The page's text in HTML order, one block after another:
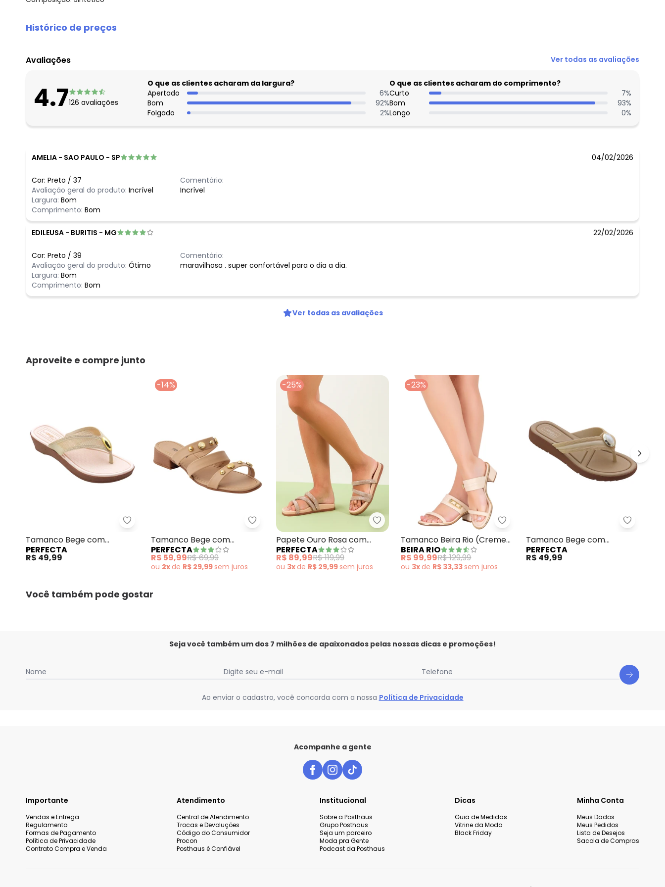
Histórico de preços
agosto/2026
N/D*
maio/2026 N/D*
abril/2026 R$ 34,99
N/D*
fevereiro/2026 N/D*
Avaliações Ver todas as avaliações
4.7126 avaliações
O que as clientes acharam da largura?
Apertado
6%
Bom
92%
Folgado
2%
O que as clientes acharam do comprimento?
Curto
7%
Bom
93%
Longo
0%
AMELIA - SAO PAULO - SP 04/02/2026
Cor: Preto / 37
Avaliação geral do produto: Incrível
Largura: Bom
Comprimento: Bom
Comentário:
Incrível
EDILEUSA - BURITIS - MG 22/02/2026
Cor: Preto / 39
Avaliação geral do produto: Ótimo
Largura: Bom
Comprimento: Bom
Comentário:
maravilhosa . super confortável para o dia a dia.
Ver todas as avaliações
Aproveite e compre junto
Perfecta - Tamanco Bege com Cabedal Vazado
Tamanco Bege com
Cabedal Vazado
PERFECTA
R$ 49,99
-14%
Perfecta - Tamanco Bege com Adereço Dourado
Tamanco Bege com
Adereço Dourado
PERFECTA
R$ 59,99R$ 69,99
ou 2xde R$ 29,99sem juros
-25%
Perfecta - Papete Ouro Rosa com Strass
Papete Ouro Rosa com
Strass
PERFECTA
R$ 89,99R$ 119,99
ou 3xde R$ 29,99sem juros
-23%
Tamanco Beira Rio (Creme) em Sintético
Tamanco Beira Rio (Creme)
em Sintético
BEIRA RIO
R$ 99,99R$ 129,99
ou 3xde R$ 33,33semjuros
Perfecta
Tamanco Bege com
Adereço
PERFECTA
R$ 49,99
Você também pode gostar
Seja você também um dos 7 milhões de apaixonados pelas nossas dicas e promoções!
Nome Digite seu e-mail Telefone
Ao enviar o cadastro, você concorda com a nossa Política de Privacidade
Acompanhe a gente
Importante
Vendas e Entrega
Regulamento
Formas de Pagamento
Política de Privacidade
Contrato Compra e Venda
Atendimento
Central de Atendimento
Trocas e Devoluções
Código do Consumidor
Procon
Posthaus é Confiável
Institucional
Sobre a Posthaus
Grupo Posthaus
Seja um parceiro
Moda pra Gente
Podcast da Posthaus
Dicas
Guia de Medidas
Vitrine da Moda
Black Friday
Minha Conta
Meus Dados
Meus Pedidos
Lista de Desejos
Sacola de Compras
Digite seu e-mail